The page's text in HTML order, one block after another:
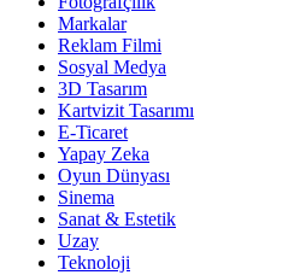
Markalar
Reklam Filmi
Sosyal Medya
3D Tasarım
Kartvizit Tasarımı
E-Ticaret
Yapay Zeka
Oyun Dünyası
Sinema
Sanat & Estetik
Uzay
Teknoloji